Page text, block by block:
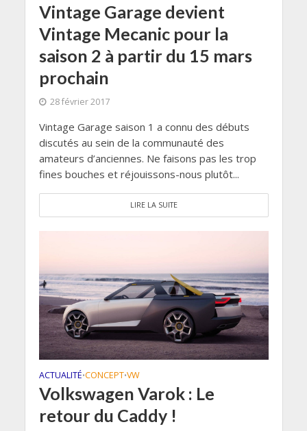
Vintage Garage devient
Vintage Mecanic pour la
saison 2 à partir du 15 mars
prochain
28 février 2017
Vintage Garage saison 1 a connu des débuts
discutés au sein de la communauté des
amateurs d’anciennes. Ne faisons pas les trop
fines bouches et réjouissons-nous plutôt...
LIRE LA SUITE
ACTUALITÉ•CONCEPT•VW
Volkswagen Varok : Le
retour du Caddy !